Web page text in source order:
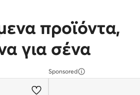
προϊόντα,
για σένα
Sponsored